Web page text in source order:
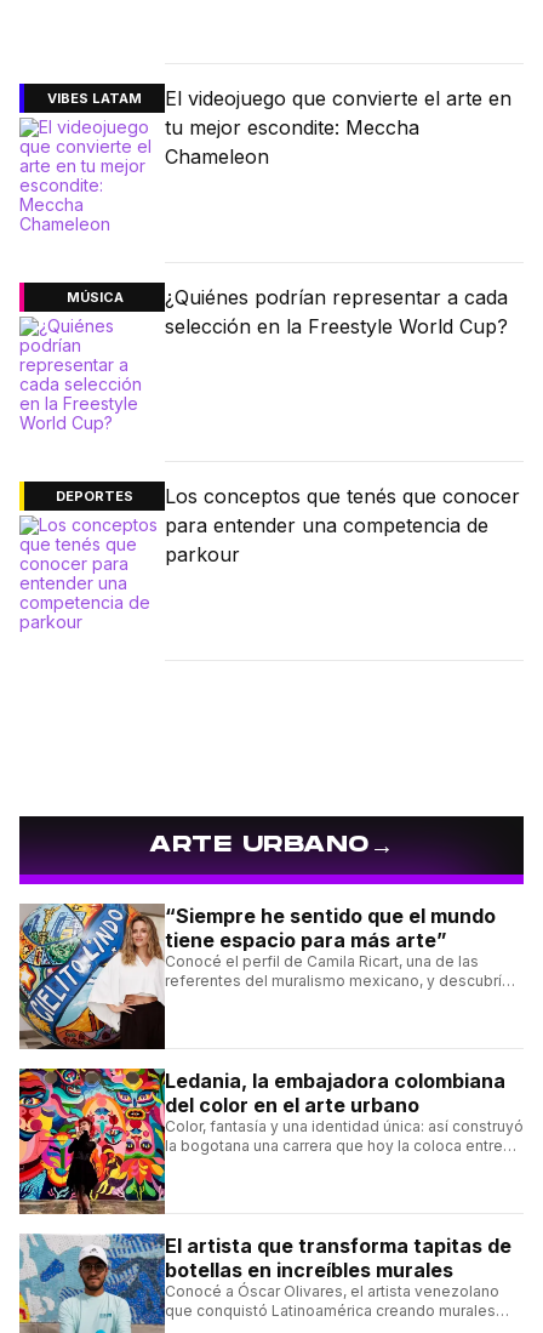
VIBES LATAM
El videojuego que convierte el arte en
tu mejor escondite: Meccha
Chameleon
MÚSICA
¿Quiénes podrían representar a cada
selección en la Freestyle World Cup?
DEPORTES
Los conceptos que tenés que conocer
para entender una competencia de
parkour
ARTE URBANO→
“Siempre he sentido que el mundo
tiene espacio para más arte”
Conocé el perfil de Camila Ricart, una de las
referentes del muralismo mexicano, y descubrí
Ledania, la embajadora colombiana
del color en el arte urbano
Color, fantasía y una identidad única: así construyó
la bogotana una carrera que hoy la coloca entre
El artista que transforma tapitas de
botellas en increíbles murales
Conocé a Óscar Olivares, el artista venezolano
que conquistó Latinoamérica creando murales